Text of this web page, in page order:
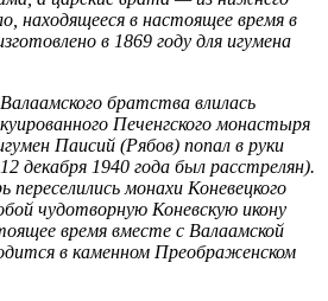
находящееся в настоящее время в
в 1869 году для игумена
братства влилась
Печенгского монастыря
Паисий (Рябов) попал в руки
декабря 1940 года был расстрелян).
монахи Коневецкого
чудотворную Коневскую икону
время вместе с Валаамской
в каменном Преображенском